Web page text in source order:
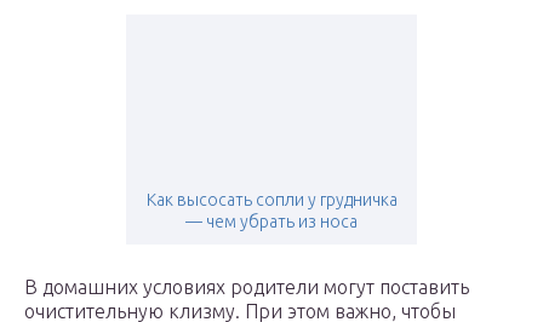
Как высосать сопли у грудничка
— чем убрать из носа
В домашних условиях родители могут поставить
очистительную клизму. При этом важно, чтобы